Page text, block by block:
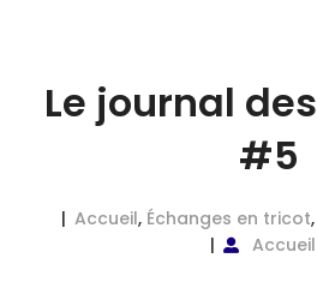
Le journal
#5
Accueil, Échanges en tricot,
Accueil